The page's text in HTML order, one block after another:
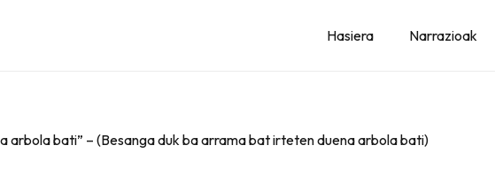
Hasiera Narrazioak
arbola bati” – (Besanga duk ba arrama bat irteten duena arbola bati)